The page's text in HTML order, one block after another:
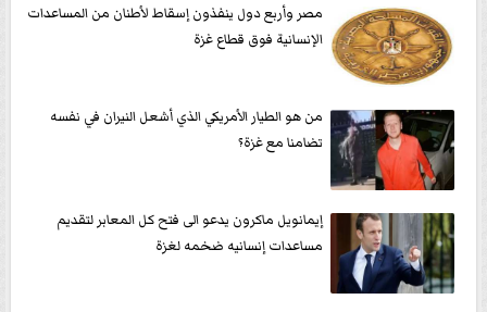
مصر وأربع دول ينفذون إسقاط لأطنان من المساعدات
الإنسانية فوق قطاع غزة
من هو الطيار الأمريكي الذي أشعل النيران في نفسه
تضامنا مع غزة؟
إيمانويل ماكرون يدعو الى فتح كل المعابر لتقديم
مساعدات إنسانيه ضخمه لغزة